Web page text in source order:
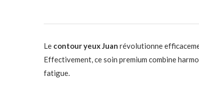
Le contour yeux Juan révolutionne
Effectivement, ce soin premium combine
fatigue.